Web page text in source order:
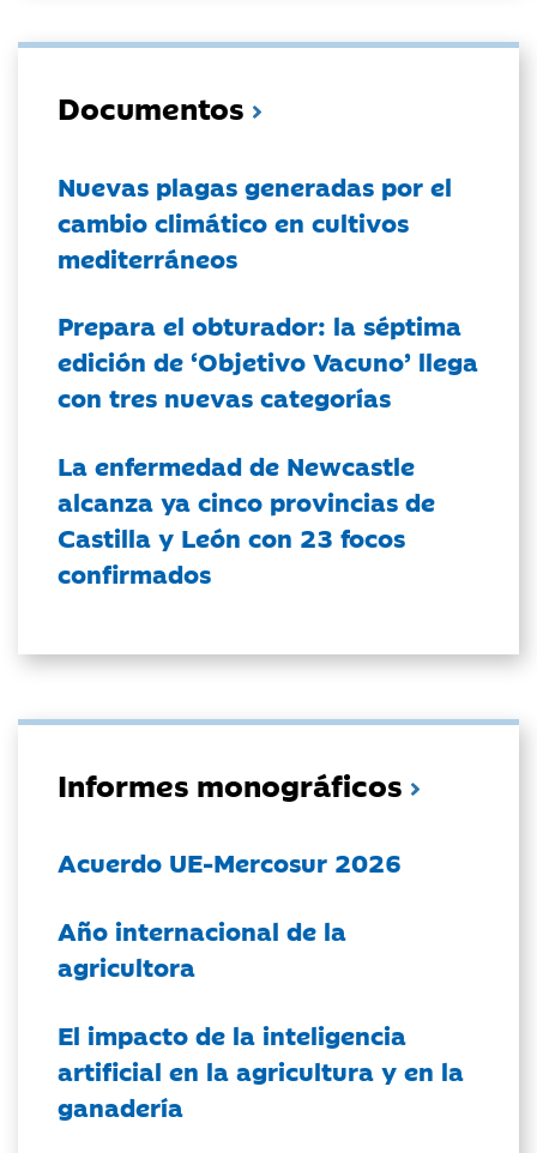
Documentos
Nuevas plagas generadas por el
cambio climático en cultivos
mediterráneos
Prepara el obturador: la séptima
edición de ‘Objetivo Vacuno’ llega
con tres nuevas categorías
La enfermedad de Newcastle
alcanza ya cinco provincias de
Castilla y León con 23 focos
confirmados
Informes monográficos
Acuerdo UE-Mercosur 2026
Año internacional de la
agricultora
El impacto de la inteligencia
artificial en la agricultura y en la
ganadería